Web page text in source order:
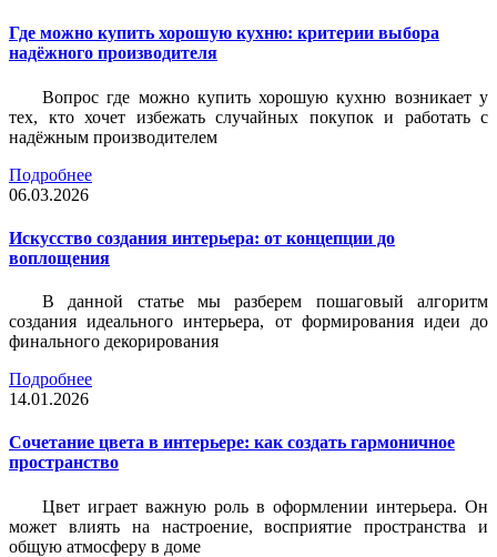
Где можно купить хорошую кухню: критерии выбора
надёжного производителя
Вопрос где можно купить хорошую кухню возникает у
тех, кто хочет избежать случайных покупок и работать с
надёжным производителем
Подробнее
06.03.2026
Искусство создания интерьера: от концепции до
воплощения
В данной статье мы разберем пошаговый алгоритм
создания идеального интерьера, от формирования идеи до
финального декорирования
Подробнее
14.01.2026
Сочетание цвета в интерьере: как создать гармоничное
пространство
Цвет играет важную роль в оформлении интерьера. Он
может влиять на настроение, восприятие пространства и
общую атмосферу в доме